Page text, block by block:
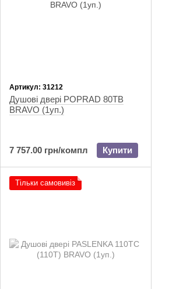
Артикул: 31212
Душові двері POPRAD 80TB
BRAVO (1уп.)
7 757.00 грн/компл Купити
Тільки самовивіз